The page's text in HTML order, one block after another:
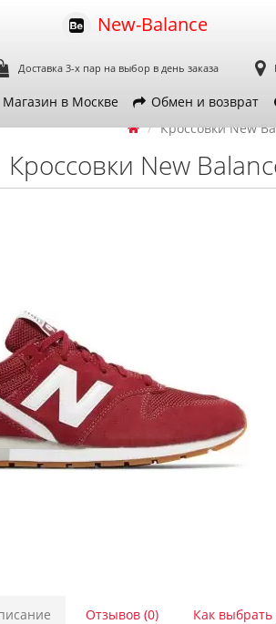
New-Balance
Доставка 3-х пар на выбор в день заказа
Магазин в Москве Обмен и возврат
Кроссовки New
Кроссовки New
Отзывов (0) Как